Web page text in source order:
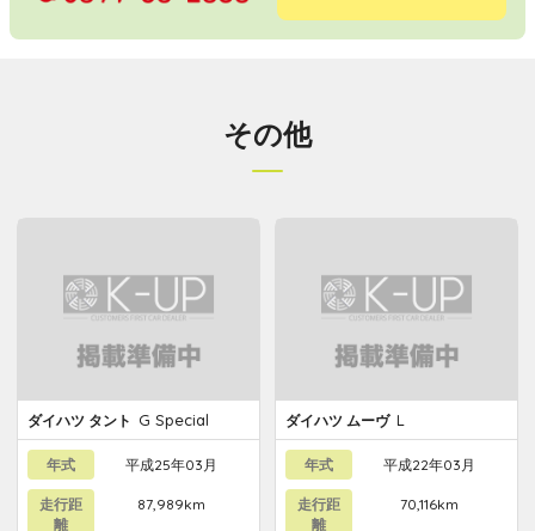
その他
ダイハツ タント G Special
年式 平成25年03月
走行距
離
87,989km
ダイハツ ムーヴ L
年式 平成22年03月
走行距
離
70,116km